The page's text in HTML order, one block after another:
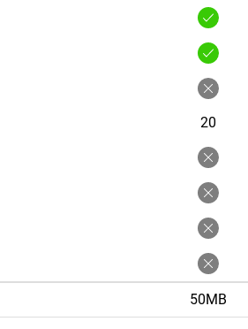
20
50MB